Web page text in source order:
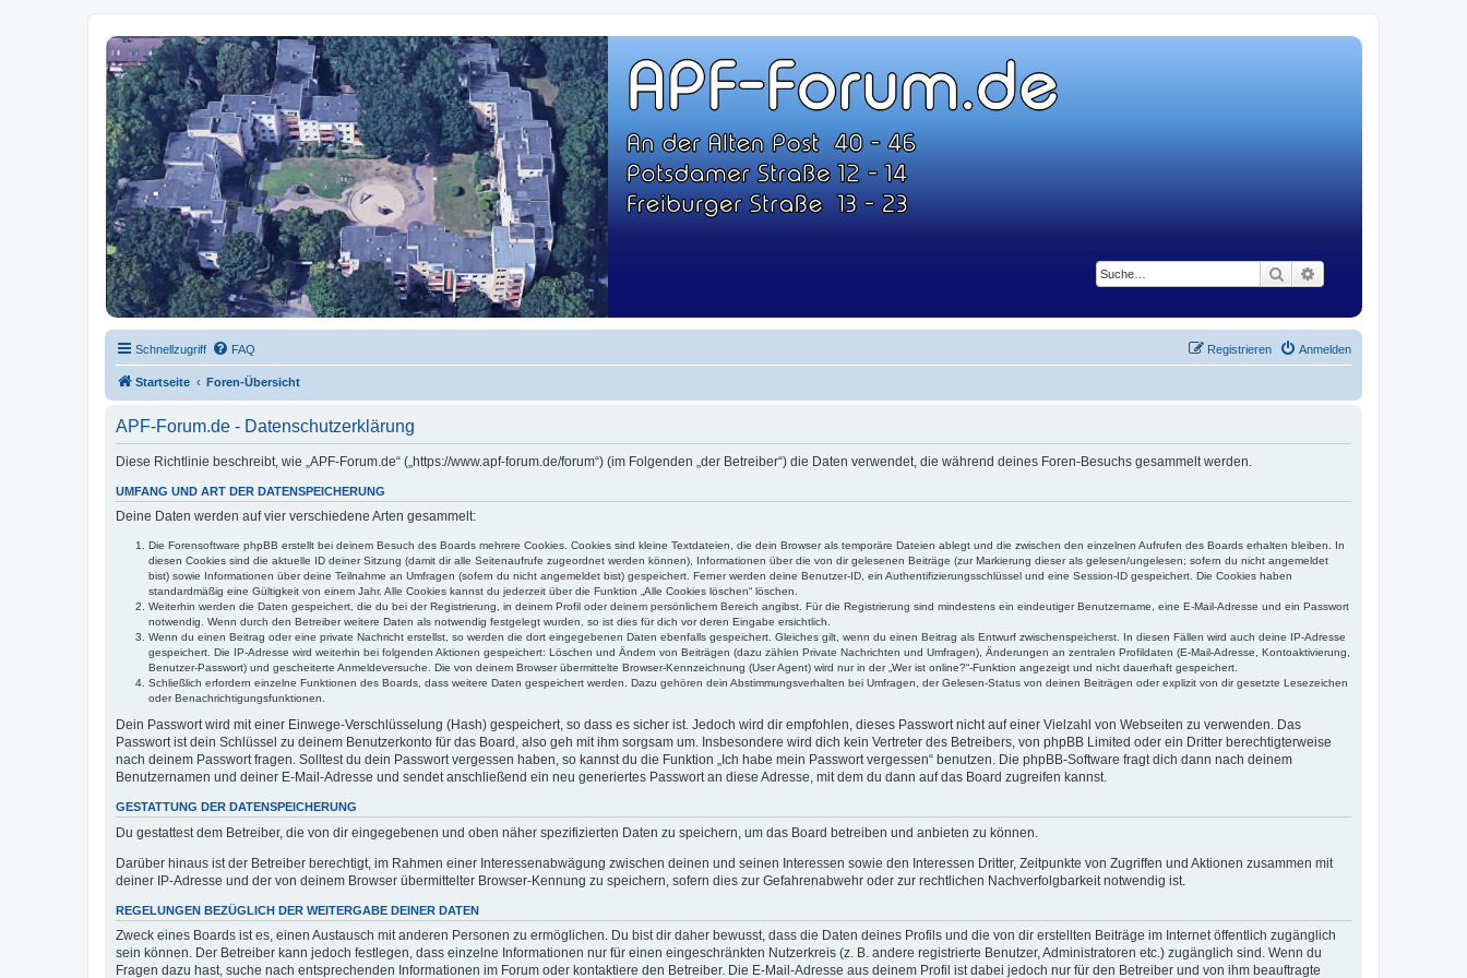
Suche
APF-Forum.de
WEG: An der Alten Post 40-46, Potsdamer Str. 12-14, Freiburger Str. 13-23
Schnellzugriff FAQ Anmelden
Registrieren
Startseite Foren-Übersicht
APF-Forum.de - Datenschutzerklärung
Diese Richtlinie beschreibt, wie „APF-Forum.de“ („https://www.apf-forum.de/forum“) (im Folgenden „der Betreiber“) die Daten verwendet, die während deines Foren-Besuchs gesammelt werden.
UMFANG UND ART DER DATENSPEICHERUNG
Deine Daten werden auf vier verschiedene Arten gesammelt:
Die Forensoftware phpBB erstellt bei deinem Besuch des Boards mehrere Cookies. Cookies sind kleine Textdateien, die dein Browser als temporäre Dateien ablegt und die zwischen den einzelnen Aufrufen des Boards erhalten bleiben. In
diesen Cookies sind die aktuelle ID deiner Sitzung (damit dir alle Seitenaufrufe zugeordnet werden können), Informationen über die von dir gelesenen Beiträge (zur Markierung dieser als gelesen/ungelesen; sofern du nicht angemeldet
bist) sowie Informationen über deine Teilnahme an Umfragen (sofern du nicht angemeldet bist) gespeichert. Ferner werden deine Benutzer-ID, ein Authentifizierungsschlüssel und eine Session-ID gespeichert. Die Cookies haben
standardmäßig eine Gültigkeit von einem Jahr. Alle Cookies kannst du jederzeit über die Funktion „Alle Cookies löschen“ löschen.
Weiterhin werden die Daten gespeichert, die du bei der Registrierung, in deinem Profil oder deinem persönlichem Bereich angibst. Für die Registrierung sind mindestens ein eindeutiger Benutzername, eine E-Mail-Adresse und ein Passwort
notwendig. Wenn durch den Betreiber weitere Daten als notwendig festgelegt wurden, so ist dies für dich vor deren Eingabe ersichtlich.
Wenn du einen Beitrag oder eine private Nachricht erstellst, so werden die dort eingegebenen Daten ebenfalls gespeichert. Gleiches gilt, wenn du einen Beitrag als Entwurf zwischenspeicherst. In diesen Fällen wird auch deine IP-Adresse
gespeichert. Die IP-Adresse wird weiterhin bei folgenden Aktionen gespeichert: Löschen und Ändern von Beiträgen (dazu zählen Private Nachrichten und Umfragen), Änderungen an zentralen Profildaten (E-Mail-Adresse, Kontoaktivierung,
Benutzer-Passwort) und gescheiterte Anmeldeversuche. Die von deinem Browser übermittelte Browser-Kennzeichnung (User Agent) wird nur in der „Wer ist online?“-Funktion angezeigt und nicht dauerhaft gespeichert.
Schließlich erfordern einzelne Funktionen des Boards, dass weitere Daten gespeichert werden. Dazu gehören dein Abstimmungsverhalten bei Umfragen, der Gelesen-Status von deinen Beiträgen oder explizit von dir gesetzte Lesezeichen
oder Benachrichtigungsfunktionen.
Dein Passwort wird mit einer Einwege-Verschlüsselung (Hash) gespeichert, so dass es sicher ist. Jedoch wird dir empfohlen, dieses Passwort nicht auf einer Vielzahl von Webseiten zu verwenden. Das
Passwort ist dein Schlüssel zu deinem Benutzerkonto für das Board, also geh mit ihm sorgsam um. Insbesondere wird dich kein Vertreter des Betreibers, von phpBB Limited oder ein Dritter berechtigterweise
nach deinem Passwort fragen. Solltest du dein Passwort vergessen haben, so kannst du die Funktion „Ich habe mein Passwort vergessen“ benutzen. Die phpBB-Software fragt dich dann nach deinem
Benutzernamen und deiner E-Mail-Adresse und sendet anschließend ein neu generiertes Passwort an diese Adresse, mit dem du dann auf das Board zugreifen kannst.
GESTATTUNG DER DATENSPEICHERUNG
Du gestattest dem Betreiber, die von dir eingegebenen und oben näher spezifizierten Daten zu speichern, um das Board betreiben und anbieten zu können.
Darüber hinaus ist der Betreiber berechtigt, im Rahmen einer Interessenabwägung zwischen deinen und seinen Interessen sowie den Interessen Dritter, Zeitpunkte von Zugriffen und Aktionen zusammen mit
deiner IP-Adresse und der von deinem Browser übermittelter Browser-Kennung zu speichern, sofern dies zur Gefahrenabwehr oder zur rechtlichen Nachverfolgbarkeit notwendig ist.
REGELUNGEN BEZÜGLICH DER WEITERGABE DEINER DATEN
Zweck eines Boards ist es, einen Austausch mit anderen Personen zu ermöglichen. Du bist dir daher bewusst, dass die Daten deines Profils und die von dir erstellten Beiträge im Internet öffentlich zugänglich
sein können. Der Betreiber kann jedoch festlegen, dass einzelne Informationen nur für einen eingeschränkten Nutzerkreis (z. B. andere registrierte Benutzer, Administratoren etc.) zugänglich sind. Wenn du
Fragen dazu hast, suche nach entsprechenden Informationen im Forum oder kontaktiere den Betreiber. Die E-Mail-Adresse aus deinem Profil ist dabei jedoch nur für den Betreiber und von ihm beauftragte